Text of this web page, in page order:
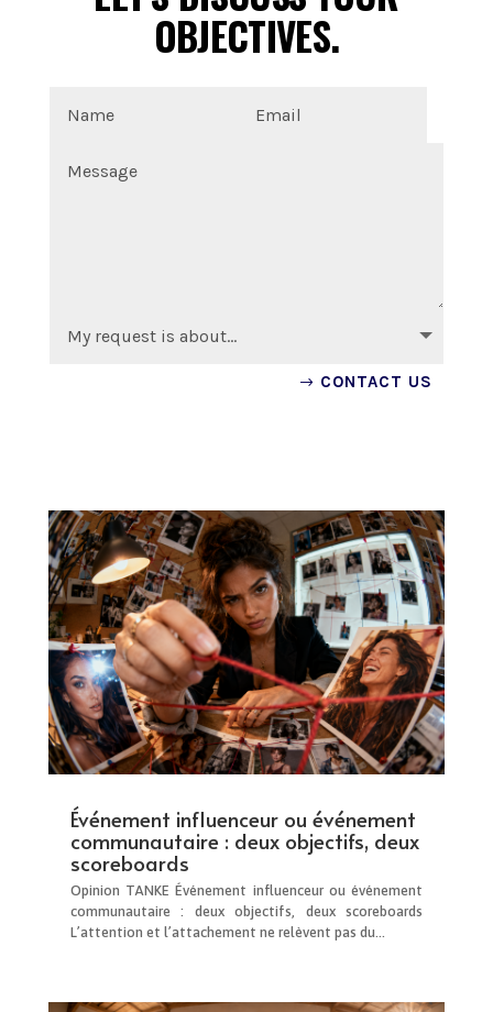
OBJECTIVES.
CONTACT US
Événement influenceur ou événement
communautaire : deux objectifs, deux
scoreboards
Opinion TANKE Événement influenceur ou événement
communautaire : deux objectifs, deux scoreboards
L’attention et l’attachement ne relèvent pas du...